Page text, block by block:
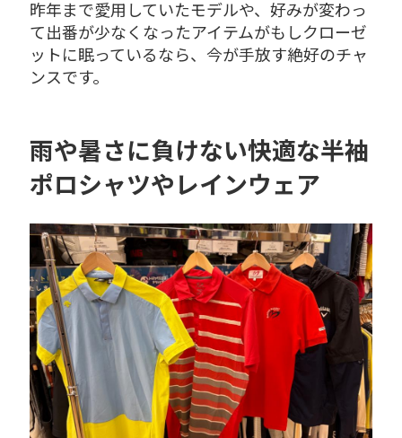
昨年まで愛用していたモデルや、好みが変わっ
て出番が少なくなったアイテムがもしクローゼ
ットに眠っているなら、今が手放す絶好のチャ
ンスです。
雨や暑さに負けない快適な半袖
ポロシャツやレインウェア